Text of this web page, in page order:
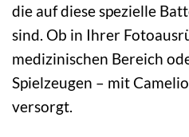
die auf diese spezielle
sind. Ob in Ihrer
medizinischen Bereich
Spielzeugen – mit
versorgt.